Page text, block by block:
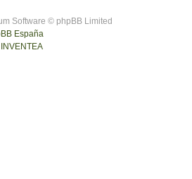
Software © phpBB Limited
España
INVENTEA